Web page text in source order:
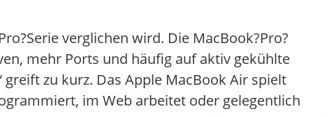
verglichen wird. Die MacBook?Pro?
mehr Ports und häufig auf aktiv gekühlte
zu kurz. Das Apple MacBook Air spielt
im Web arbeitet oder gelegentlich